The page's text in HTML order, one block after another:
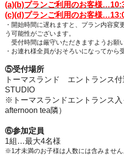
(a)(b)プランご利用のお客様
(c)(d)プランご利用のお客様
・開始時間に遅れますと、プラン内容変
う可能性がございます。
受付時間は厳守いただきますようお願
・お連れ様全員がおそろいになってから
⑤受付場所
トーマスランド エントランス
STUDIO
※トーマスランドエントランス
afternoon tea隣）
⑥参加定員
1組…最大4名様
※1才未満のお子様は人数には含みません